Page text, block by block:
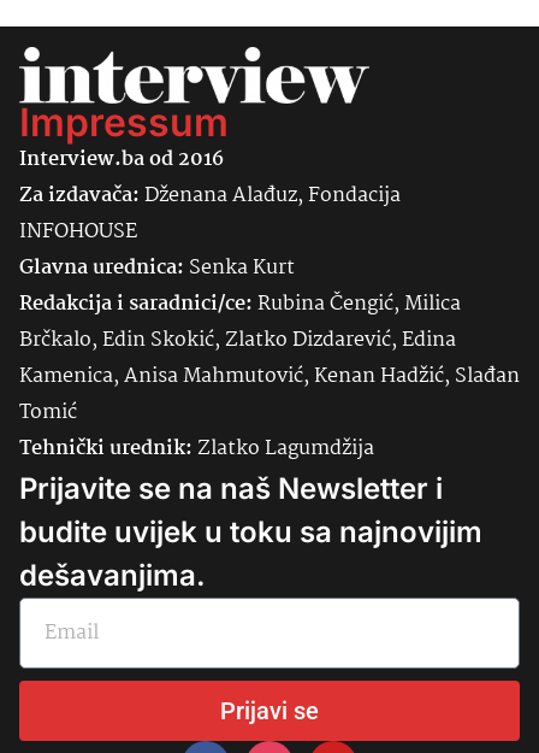
Impressum
Interview.ba od 2016
Za izdavača:Dženana Alađuz, Fondacija
INFOHOUSE
Glavna urednica: SenkaKurt
Redakcija i saradnici/ce:Rubina Čengić, Milica
Brčkalo, Edin Skokić, Zlatko Dizdarević, Edina
Kamenica, Anisa Mahmutović, Kenan Hadžić, Slađan
Tomić
Tehnički urednik:Zlatko Lagumdžija
Prijavite se na naš Newsletter i
budite uvijek u toku sa najnovijim
dešavanjima.
Prijavi se